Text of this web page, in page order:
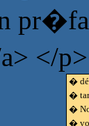
</p>
�
�
�
�